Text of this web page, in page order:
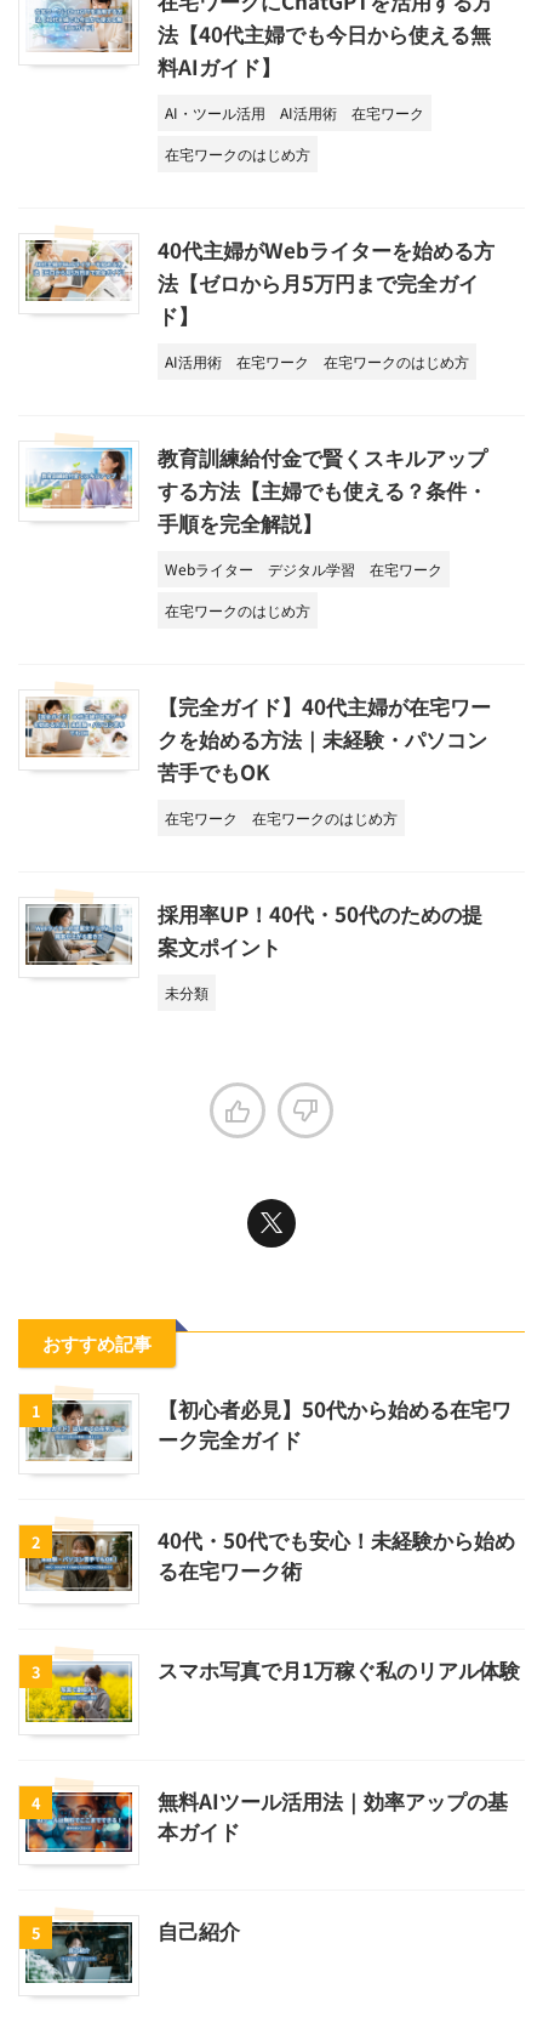
法【40代主婦でも今日から使える無
料AIガイド】
AI・ツール活用 AI活用術
在宅ワーク
在宅ワークのはじめ方
40代主婦がWebライターを始める方
法【ゼロから月5万円まで完全ガイ
ド】
AI活用術 在宅ワーク 在宅ワークのはじめ方
教育訓練給付金で賢くスキルアップ
する方法【主婦でも使える？条件・
手順を完全解説】
Webライター デジタル学習
在宅ワーク
在宅ワークのはじめ方
【完全ガイド】40代主婦が在宅ワー
クを始める方法｜未経験・パソコン
苦手でもOK
在宅ワーク 在宅ワークのはじめ方
採用率UP！40代・50代のための提
案文ポイント
未分類
おすすめ記事
1
【初心者必見】50代から始める在宅ワ
ーク完全ガイド
2
40代・50代でも安心！未経験から始め
る在宅ワーク術
3 スマホ写真で月1万稼ぐ私のリアル体験
4
無料AIツール活用法｜効率アップの基
本ガイド
5 自己紹介